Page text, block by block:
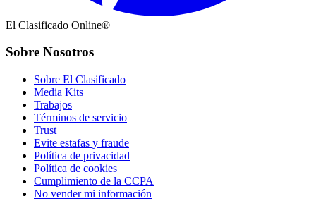
El Clasificado Online®
Sobre Nosotros
Sobre El Clasificado
Media Kits
Trabajos
Términos de servicio
Trust
Evite estafas y fraude
Política de privacidad
Política de cookies
Cumplimiento de la CCPA
No vender mi información